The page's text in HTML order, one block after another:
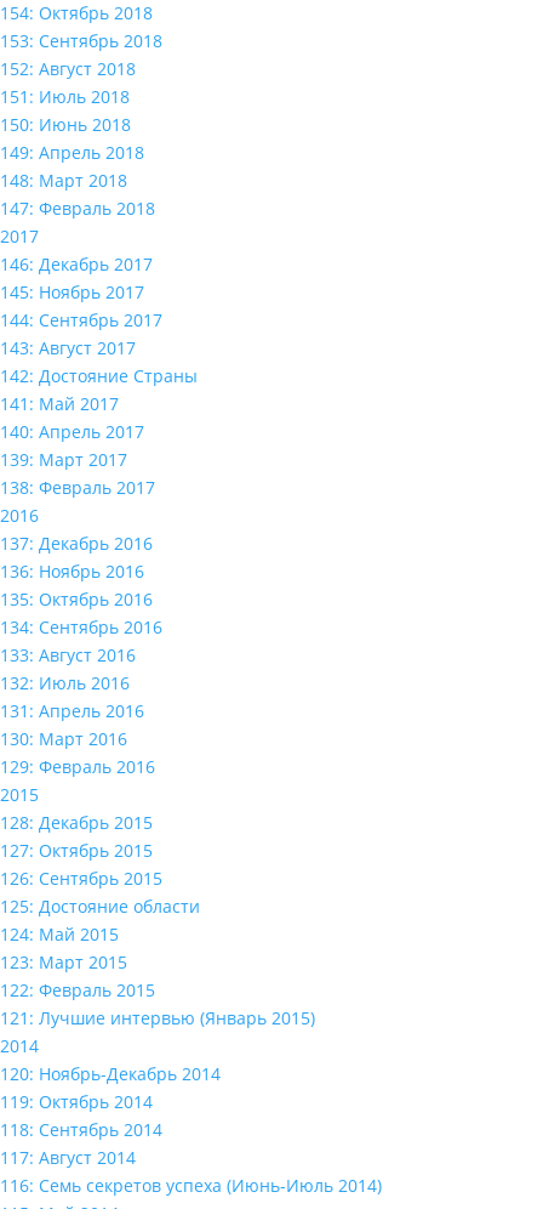
154: Октябрь 2018
153: Сентябрь 2018
152: Август 2018
151: Июль 2018
150: Июнь 2018
149: Апрель 2018
148: Март 2018
147: Февраль 2018
2017
146: Декабрь 2017
145: Ноябрь 2017
144: Сентябрь 2017
143: Август 2017
142: Достояние Страны
141: Май 2017
140: Апрель 2017
139: Март 2017
138: Февраль 2017
2016
137: Декабрь 2016
136: Ноябрь 2016
135: Октябрь 2016
134: Сентябрь 2016
133: Август 2016
132: Июль 2016
131: Апрель 2016
130: Март 2016
129: Февраль 2016
2015
128: Декабрь 2015
127: Октябрь 2015
126: Сентябрь 2015
125: Достояние области
124: Май 2015
123: Март 2015
122: Февраль 2015
121: Лучшие интервью (Январь 2015)
2014
120: Ноябрь-Декабрь 2014
119: Октябрь 2014
118: Сентябрь 2014
117: Август 2014
116: Семь секретов успеха (Июнь-Июль 2014)